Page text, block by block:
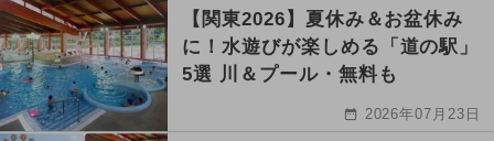
【関東2026】夏休み＆お盆休み
に！水遊びが楽しめる「道の駅」
5選 川＆プール・無料も
2026年07月23日